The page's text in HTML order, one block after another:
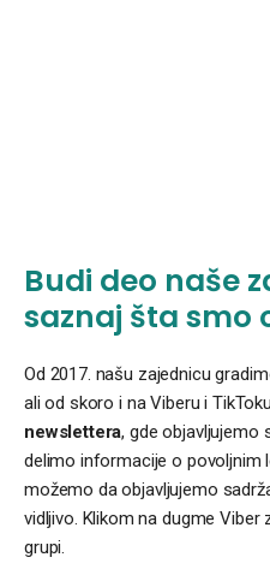
Budi deo naše
saznaj šta smo
Od 2017. našu zajednicu
ali od skoro i na Viberu i
newslettera, gde objavljujemo
delimo informacije o povoljnim
možemo da objavljujemo
vidljivo. Klikom na dugme
grupi.